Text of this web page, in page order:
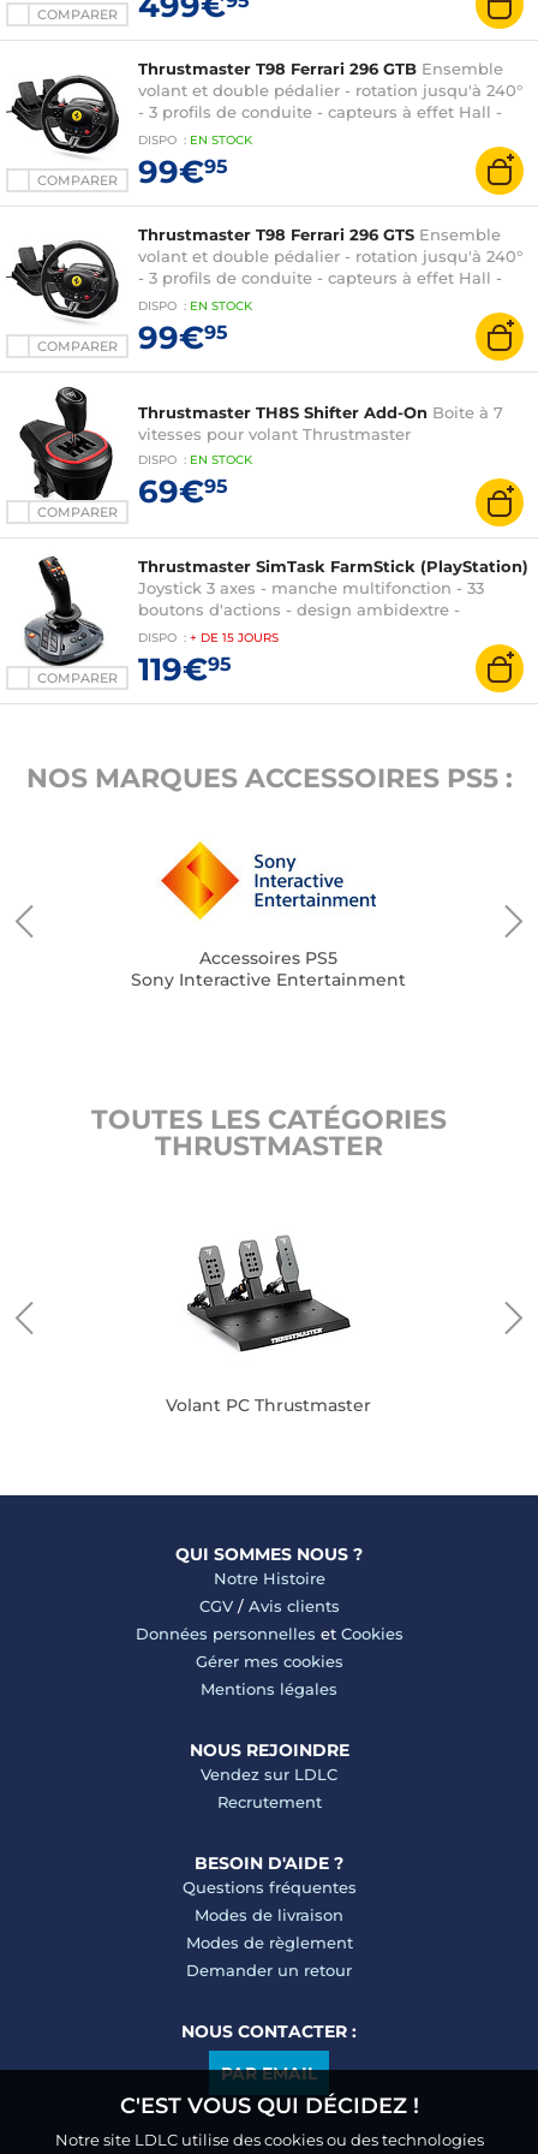
COMPARER
COMPARER
Thrustmaster T98 Ferrari 296 GTB Ensemble
volant et double pédalier - rotation jusqu'à 240°
- 3 profils de conduite - capteurs à effet Hall -
compatible PC, PlayStation
DISPO : EN STOCK
99€95
COMPARER
Thrustmaster T98 Ferrari 296 GTS Ensemble
volant et double pédalier - rotation jusqu'à 240°
- 3 profils de conduite - capteurs à effet Hall -
compatible PC, Xbox
DISPO : EN STOCK
99€95
COMPARER
Thrustmaster TH8S Shifter Add-On Boite à 7
vitesses pour volant Thrustmaster
DISPO : EN STOCK
69€95
COMPARER
Thrustmaster SimTask FarmStick (PlayStation)
Joystick 3 axes - manche multifonction - 33
boutons d'actions - design ambidextre -
technologie H.E.A.R.T. - compatible PC et
PlayStation 5
DISPO : + DE 15 JOURS
119€95
NOS MARQUES ACCESSOIRES PS5 :
Accessoires PS5
Sony Interactive Entertainment
TOUTES LES CATÉGORIES
THRUSTMASTER
Volant PC Thrustmaster
QUI SOMMES NOUS ?
Notre Histoire
CGV/ Avis clients
Données personnelles et Cookies
Gérer mes cookies
Mentions légales
NOUS REJOINDRE
Vendez sur LDLC
Recrutement
BESOIN D'AIDE ?
Questions fréquentes
Modes de livraison
Modes de règlement
Demander un retour
NOUS CONTACTER :
PAR EMAIL
C'EST VOUS QUI DÉCIDEZ !
Notre site LDLC utilise des cookies ou des technologies